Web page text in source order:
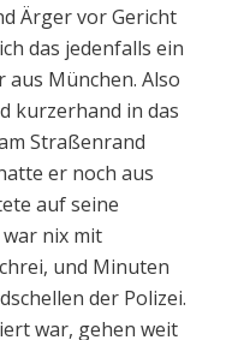
Ärger vor Gericht
das jedenfalls ein
München. Also
kurzerhand in das
Straßenrand
er noch aus
auf seine
nix mit
und Minuten
der Polizei.
war, gehen weit